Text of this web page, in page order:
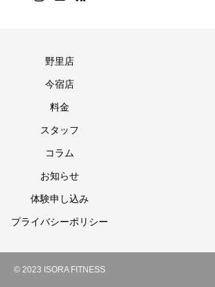
野里店
今宿店
料金
スタッフ
コラム
お知らせ
体験申し込み
プライバシーポリシー
© 2023 ISORA FITNESS